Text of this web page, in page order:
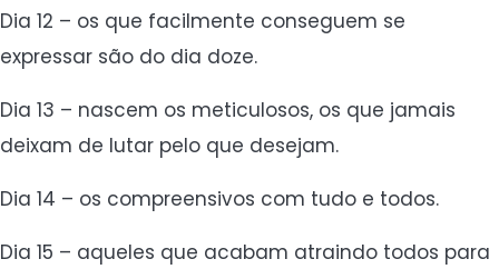
Dia 12 – os que facilmente conseguem se
expressar são do dia doze.
Dia 13 – nascem os meticulosos, os que jamais
deixam de lutar pelo que desejam.
Dia 14 – os compreensivos com tudo e todos.
Dia 15 – aqueles que acabam atraindo todos para